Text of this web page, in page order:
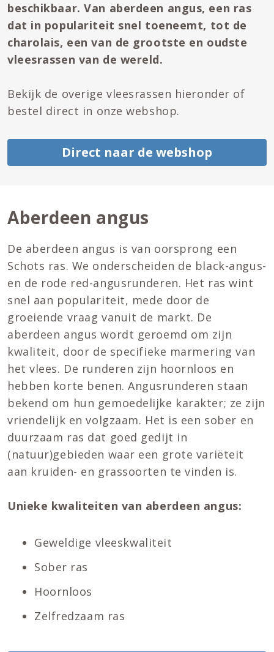
beschikbaar. Van aberdeen angus, een ras
dat in populariteit snel toeneemt, tot de
charolais, een van de grootste en oudste
vleesrassen van de wereld.
Bekijk de overige vleesrassen hieronder of
bestel direct in onze webshop.
Direct naar de webshop
Aberdeen angus
De aberdeen angus is van oorsprong een
Schots ras. We onderscheiden de black-angus-
en de rode red-angusrunderen. Het ras wint
snel aan populariteit, mede door de
groeiende vraag vanuit de markt. De
aberdeen angus wordt geroemd om zijn
kwaliteit, door de specifieke marmering van
het vlees. De runderen zijn hoornloos en
hebben korte benen. Angusrunderen staan
bekend om hun gemoedelijke karakter; ze zijn
vriendelijk en volgzaam. Het is een sober en
duurzaam ras dat goed gedijt in
(natuur)gebieden waar een grote variëteit
aan kruiden- en grassoorten te vinden is.
Unieke kwaliteiten van aberdeen angus:
Geweldige vleeskwaliteit
Sober ras
Hoornloos
Zelfredzaam ras